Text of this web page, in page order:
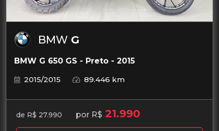
BMW G
BMW G 650 GS - Preto - 2015
2015/2015
89.446 km
de R$ 27.990 por R$ 21.990